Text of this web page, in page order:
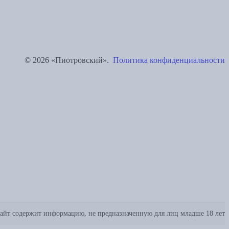
© 2026 «Пиотровский». Политика конфиденциальности
содержит информацию, не предназначенную для лиц младше 18 лет